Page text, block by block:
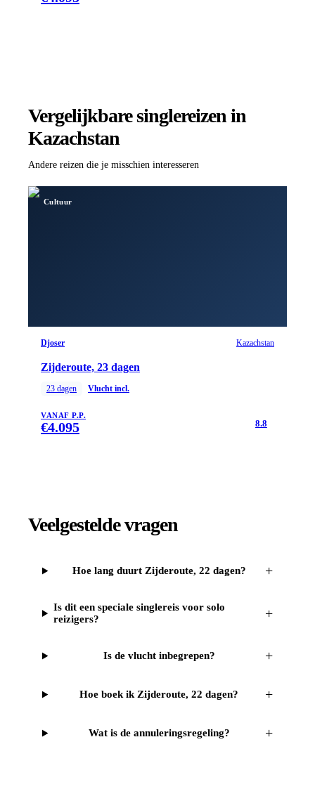
Vergelijkbare singlereizen in
Kazachstan
Andere reizen die je misschien interesseren
Cultuur
Djoser Kazachstan
Zijderoute, 23 dagen
23 dagen Vlucht incl.
VANAF P.P.
€4.095 8.8
Veelgestelde vragen
Hoe lang duurt Zijderoute, 22 dagen? +
Is dit een speciale singlereis voor solo
reizigers?
+
Is de vlucht inbegrepen? +
Hoe boek ik Zijderoute, 22 dagen? +
Wat is de annuleringsregeling? +